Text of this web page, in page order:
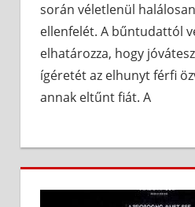
során véletlenül
ellenfelét. A bűntudattól
elhatározza, hogy
ígéretét az elhunyt férfi
annak eltűnt fiát. A